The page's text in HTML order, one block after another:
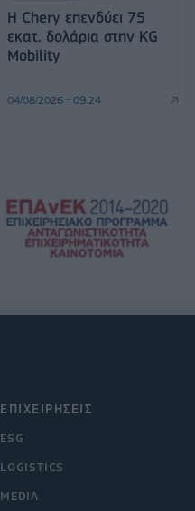
Η Chery επενδύει 75
εκατ. δολάρια στην KG
Mobility
04/08/2026 - 09:24
ΕΠΙΧΕΙΡΗΣΕΙΣ
ESG
LOGISTICS
MEDIA